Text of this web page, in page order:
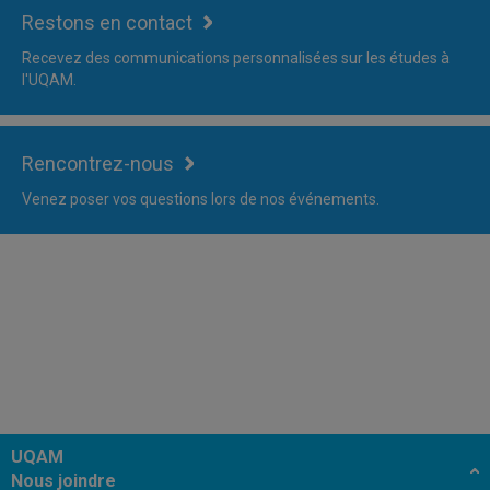
Restons en contact
Recevez des communications personnalisées sur les études à
l'UQAM.
Rencontrez-nous
Venez poser vos questions lors de nos événements.
UQAM
Nous joindre